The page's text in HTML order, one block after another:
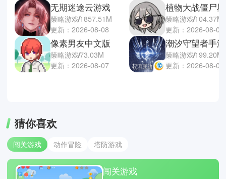
无期迷途云游戏
策略游戏1857.51M
更新：2026-08-08
像素男友中文版
策略游戏73.03M
更新：2026-08-07
植物大战僵尸
策略游戏104.37M
更新：2026-08-07
潮汐守望者手游
策略游戏199.20M
更新：2026-08-07
猜你喜欢
闯关游戏 动作冒险 塔防游戏
闯关游戏